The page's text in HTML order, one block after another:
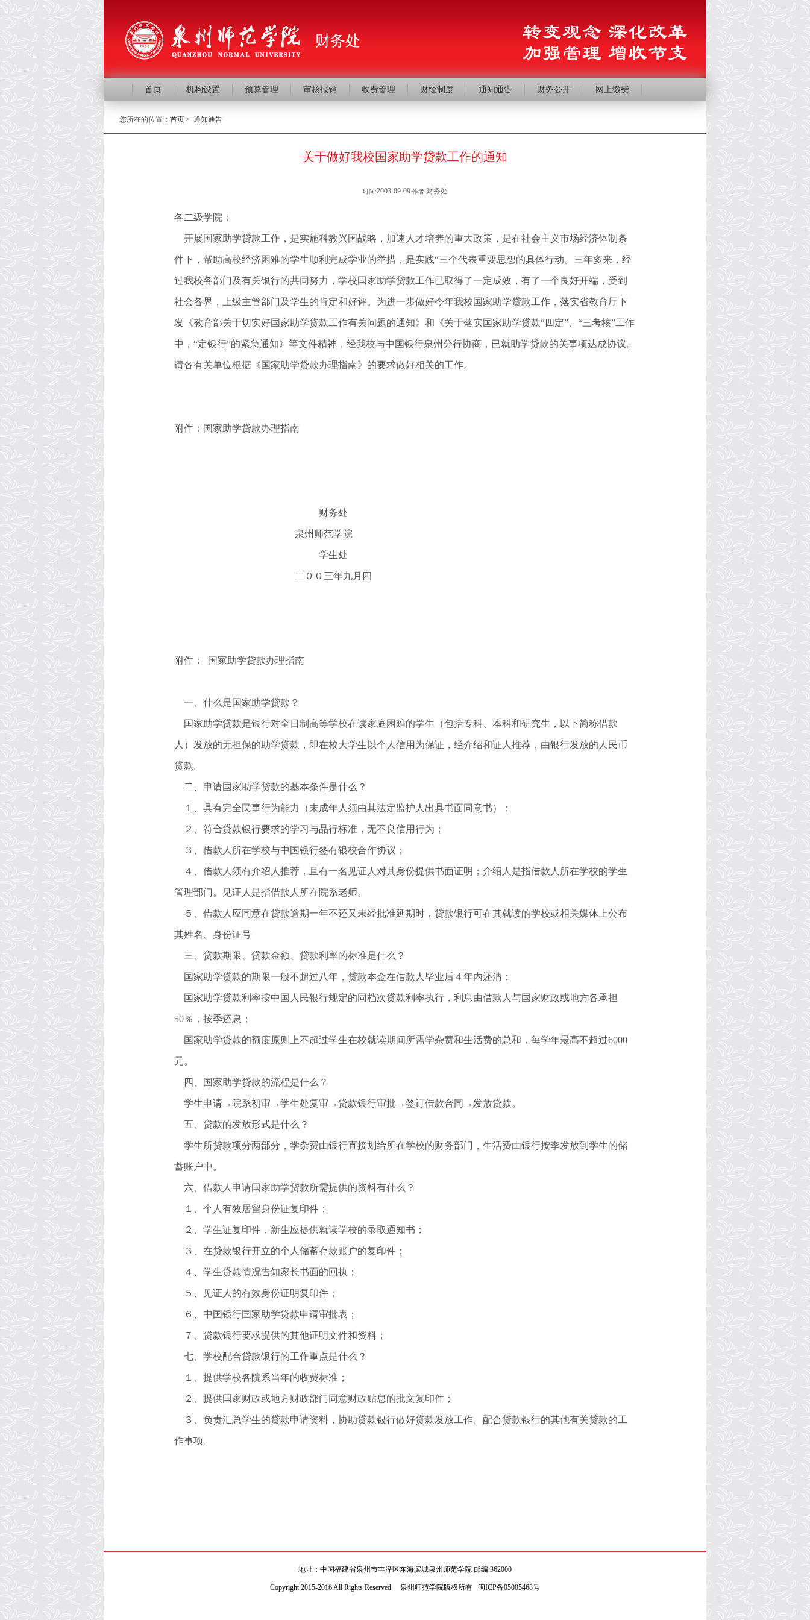
财务处
首页 机构设置 预算管理 审核报销 收费管理 财经制度 通知通告 财务公开 网上缴费
您所在的位置： 首页> 通知通告
关于做好我校国家助学贷款工作的通知
时间:2003-09-09作者:财务处
各二级学院：
开展国家助学贷款工作，是实施科教兴国战略，加速人才培养的重大政策，是在社会主义市场经济体制条
件下，帮助高校经济困难的学生顺利完成学业的举措，是实践“三个代表重要思想的具体行动。三年多来，经
过我校各部门及有关银行的共同努力，学校国家助学贷款工作已取得了一定成效，有了一个良好开端，受到
社会各界，上级主管部门及学生的肯定和好评。为进一步做好今年我校国家助学贷款工作，落实省教育厅下
发《教育部关于切实好国家助学贷款工作有关问题的通知》和《关于落实国家助学贷款“四定”、“三考核”工作
中，“定银行”的紧急通知》等文件精神，经我校与中国银行泉州分行协商，已就助学贷款的关事项达成协议。
请各有关单位根据《国家助学贷款办理指南》的要求做好相关的工作。
附件：国家助学贷款办理指南
财务处
泉州师范学院
学生处
二００三年九月四
附件： 国家助学贷款办理指南
一、什么是国家助学贷款？
国家助学贷款是银行对全日制高等学校在读家庭困难的学生（包括专科、本科和研究生，以下简称借款
人）发放的无担保的助学贷款，即在校大学生以个人信用为保证，经介绍和证人推荐，由银行发放的人民币
贷款。
二、申请国家助学贷款的基本条件是什么？
１、具有完全民事行为能力（未成年人须由其法定监护人出具书面同意书）；
２、符合贷款银行要求的学习与品行标准，无不良信用行为；
３、借款人所在学校与中国银行签有银校合作协议；
４、借款人须有介绍人推荐，且有一名见证人对其身份提供书面证明；介绍人是指借款人所在学校的学生
管理部门。见证人是指借款人所在院系老师。
５、借款人应同意在贷款逾期一年不还又未经批准延期时，贷款银行可在其就读的学校或相关媒体上公布
其姓名、身份证号
三、贷款期限、贷款金额、贷款利率的标准是什么？
国家助学贷款的期限一般不超过八年，贷款本金在借款人毕业后４年内还清；
国家助学贷款利率按中国人民银行规定的同档次贷款利率执行，利息由借款人与国家财政或地方各承担
50％，按季还息；
国家助学贷款的额度原则上不超过学生在校就读期间所需学杂费和生活费的总和，每学年最高不超过6000
元。
四、国家助学贷款的流程是什么？
学生申请→院系初审→学生处复审→贷款银行审批→签订借款合同→发放贷款。
五、贷款的发放形式是什么？
学生所贷款项分两部分，学杂费由银行直接划给所在学校的财务部门，生活费由银行按季发放到学生的储
蓄账户中。
六、借款人申请国家助学贷款所需提供的资料有什么？
１、个人有效居留身份证复印件；
２、学生证复印件，新生应提供就读学校的录取通知书；
３、在贷款银行开立的个人储蓄存款账户的复印件；
４、学生贷款情况告知家长书面的回执；
５、见证人的有效身份证明复印件；
６、中国银行国家助学贷款申请审批表；
７、贷款银行要求提供的其他证明文件和资料；
七、学校配合贷款银行的工作重点是什么？
１、提供学校各院系当年的收费标准；
２、提供国家财政或地方财政部门同意财政贴息的批文复印件；
３、负责汇总学生的贷款申请资料，协助贷款银行做好贷款发放工作。配合贷款银行的其他有关贷款的工
作事项。
地址：中国福建省泉州市丰泽区东海滨城泉州师范学院 邮编:362000
Copyright 2015-2016 All Rights Reserved 泉州师范学院版权所有 闽ICP备05005468号